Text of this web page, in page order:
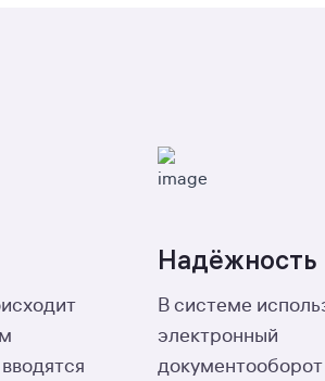
Надёжность
В системe
электронный
документооборот